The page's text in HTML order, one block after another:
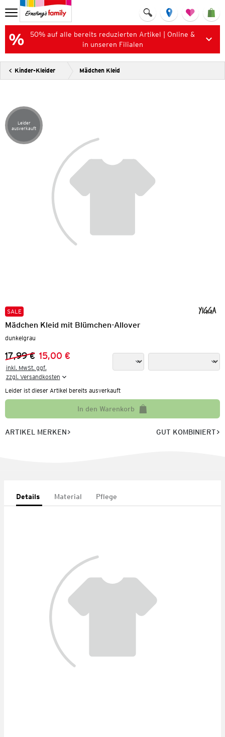
50% auf alle bereits reduzierten Artikel | Online &
in unseren Filialen
Kinder-Kleider Mädchen Kleid
Artikel leider ausverkauft
Leider
ausverkauft
SALE
Mädchen Kleid mit Blümchen-Allover
dunkelgrau
Vorheriger Preis:
17,99 €
Neuer Preis:
15,00 €
inkl. MwSt. ggf.
zzgl. Versandkosten
Leider ist dieser Artikel bereits ausverkauft
In den Warenkorb
ARTIKEL MERKEN GUT KOMBINIERT
Details Material Pflege